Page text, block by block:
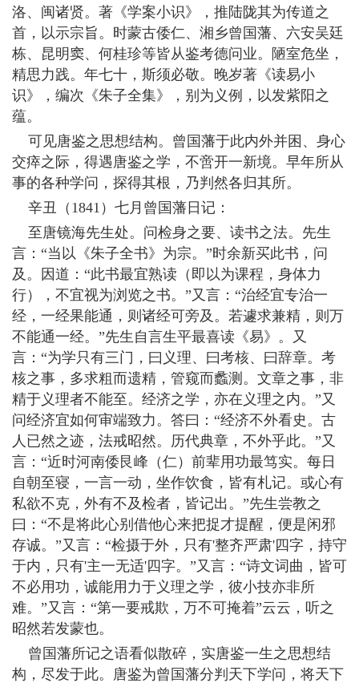
洛、闽诸贤。著《学案小识》，推陆陇其为传道之
首，以示宗旨。时蒙古倭仁、湘乡曾国藩、六安吴廷
栋、昆明窦、何桂珍等皆从鉴考德问业。陋室危坐，
精思力践。年七十，斯须必敬。晚岁著《读易小
识》，编次《朱子全集》，别为义例，以发紫阳之
蕴。
可见唐鉴之思想结构。曾国藩于此内外并困、身心
交瘁之际，得遇唐鉴之学，不啻开一新境。早年所从
事的各种学问，探得其根，乃判然各归其所。
辛丑（1841）七月曾国藩日记：
至唐镜海先生处。问检身之要、读书之法。先生
言：“当以《朱子全书》为宗。”时余新买此书，问
及。因道：“此书最宜熟读（即以为课程，身体力
行），不宜视为浏览之书。”又言：“治经宜专治一
经，一经果能通，则诸经可旁及。若遽求兼精，则万
不能通一经。”先生自言生平最喜读《易》。又
言：“为学只有三门，曰义理、曰考核、曰辞章。考
核之事，多求粗而遗精，管窥而蠡测。文章之事，非
精于义理者不能至。经济之学，亦在义理之内。”又
问经济宜如何审端致力。答曰：“经济不外看史。古
人已然之迹，法戒昭然。历代典章，不外乎此。”又
言：“近时河南倭艮峰（仁）前辈用功最笃实。每日
自朝至寝，一言一动，坐作饮食，皆有札记。或心有
私欲不克，外有不及检者，皆记出。”先生尝教之
曰：“不是将此心别借他心来把捉才提醒，便是闲邪
存诚。”又言：“检摄于外，只有'整齐严肃'四字，持守
于内，只有'主一无适'四字。”又言：“诗文词曲，皆可
不必用功，诚能用力于义理之学，彼小技亦非所
难。”又言：“第一要戒欺，万不可掩着”云云，听之
昭然若发蒙也。
曾国藩所记之语看似散碎，实唐鉴一生之思想结
构，尽发于此。唐鉴为曾国藩分判天下学问，将天下